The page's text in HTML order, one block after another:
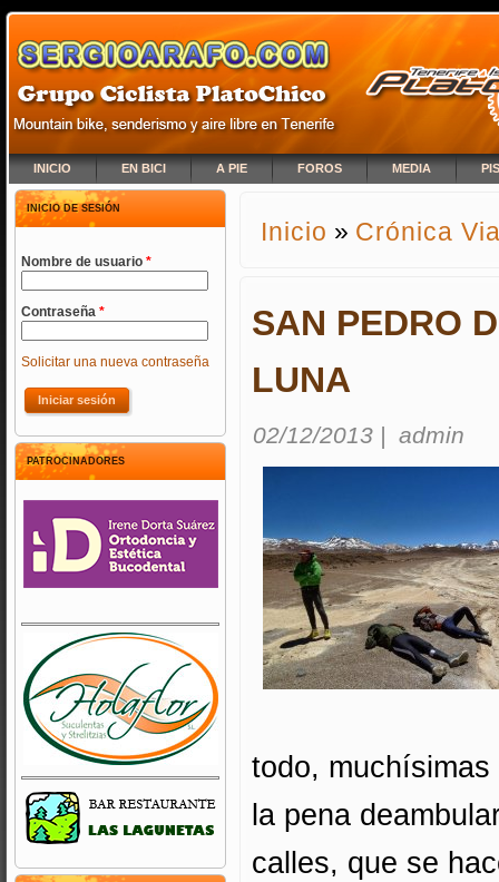
INICIO EN BICI A PIE FOROS MEDIA
INICIO DE SESIÓN
Nombre de usuario *
Contraseña *
Solicitar una nueva contraseña
PATROCINADORES
SE ENCUENTRA USTED
Inicio » Crónica
SAN PEDRO
LUNA
02/12/2013 | admin
todo,
la pena
calles, que se